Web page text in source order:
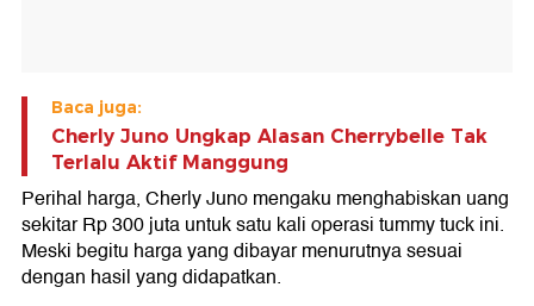
Baca juga:
Cherly Juno Ungkap Alasan Cherrybelle Tak
Terlalu Aktif Manggung
Perihal harga, Cherly Juno mengaku menghabiskan uang
sekitar Rp 300 juta untuk satu kali operasi tummy tuck ini.
Meski begitu harga yang dibayar menurutnya sesuai
dengan hasil yang didapatkan.